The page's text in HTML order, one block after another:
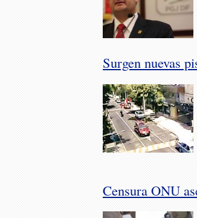
Surgen nuevas
Censura ONU